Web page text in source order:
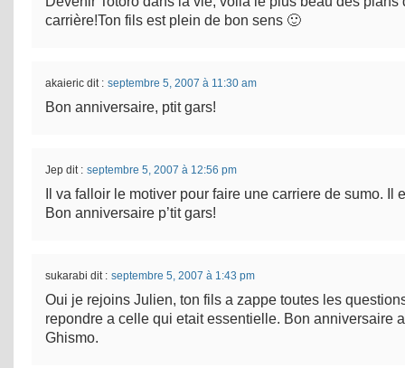
carrière!Ton fils est plein de bon sens 🙂
akaieric dit : septembre 5, 2007 à 11:30 am
Bon anniversaire, ptit gars!
Jep dit : septembre 5, 2007 à 12:56 pm
Il va falloir le motiver pour faire une carriere de sumo.
Bon anniversaire p’tit gars!
sukarabi dit : septembre 5, 2007 à 1:43 pm
Oui je rejoins Julien, ton fils a zappe toutes les
repondre a celle qui etait essentielle. Bon anniversaire
Ghismo.